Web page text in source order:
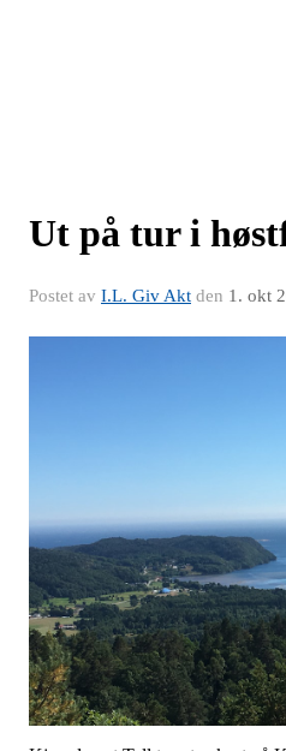
Ut på tur i
Postet av I.L. Giv Akt den 1. okt